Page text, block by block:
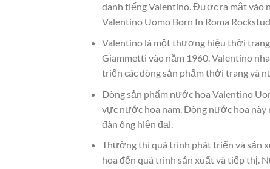
danh tiếng Valentino. Được ra mắt vào
Valentino Uomo Born In Roma
Valentino là một thương hiệu thời
Giammetti vào năm 1960. Valentino
triển các dòng sản phẩm thời trang và
Dòng sản phẩm nước hoa Valentino
vực nước hoa nam. Dòng nước hoa
đàn ông hiện đại.
Thường thì quá trình phát triển và sản
hoa đến quá trình sản xuất và tiếp thị.